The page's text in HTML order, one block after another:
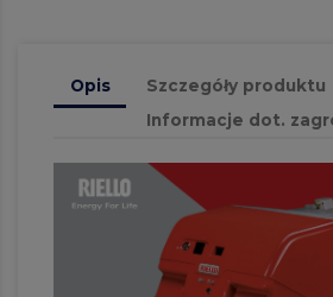
Opis Szczegóły produktu
Informacje dot.